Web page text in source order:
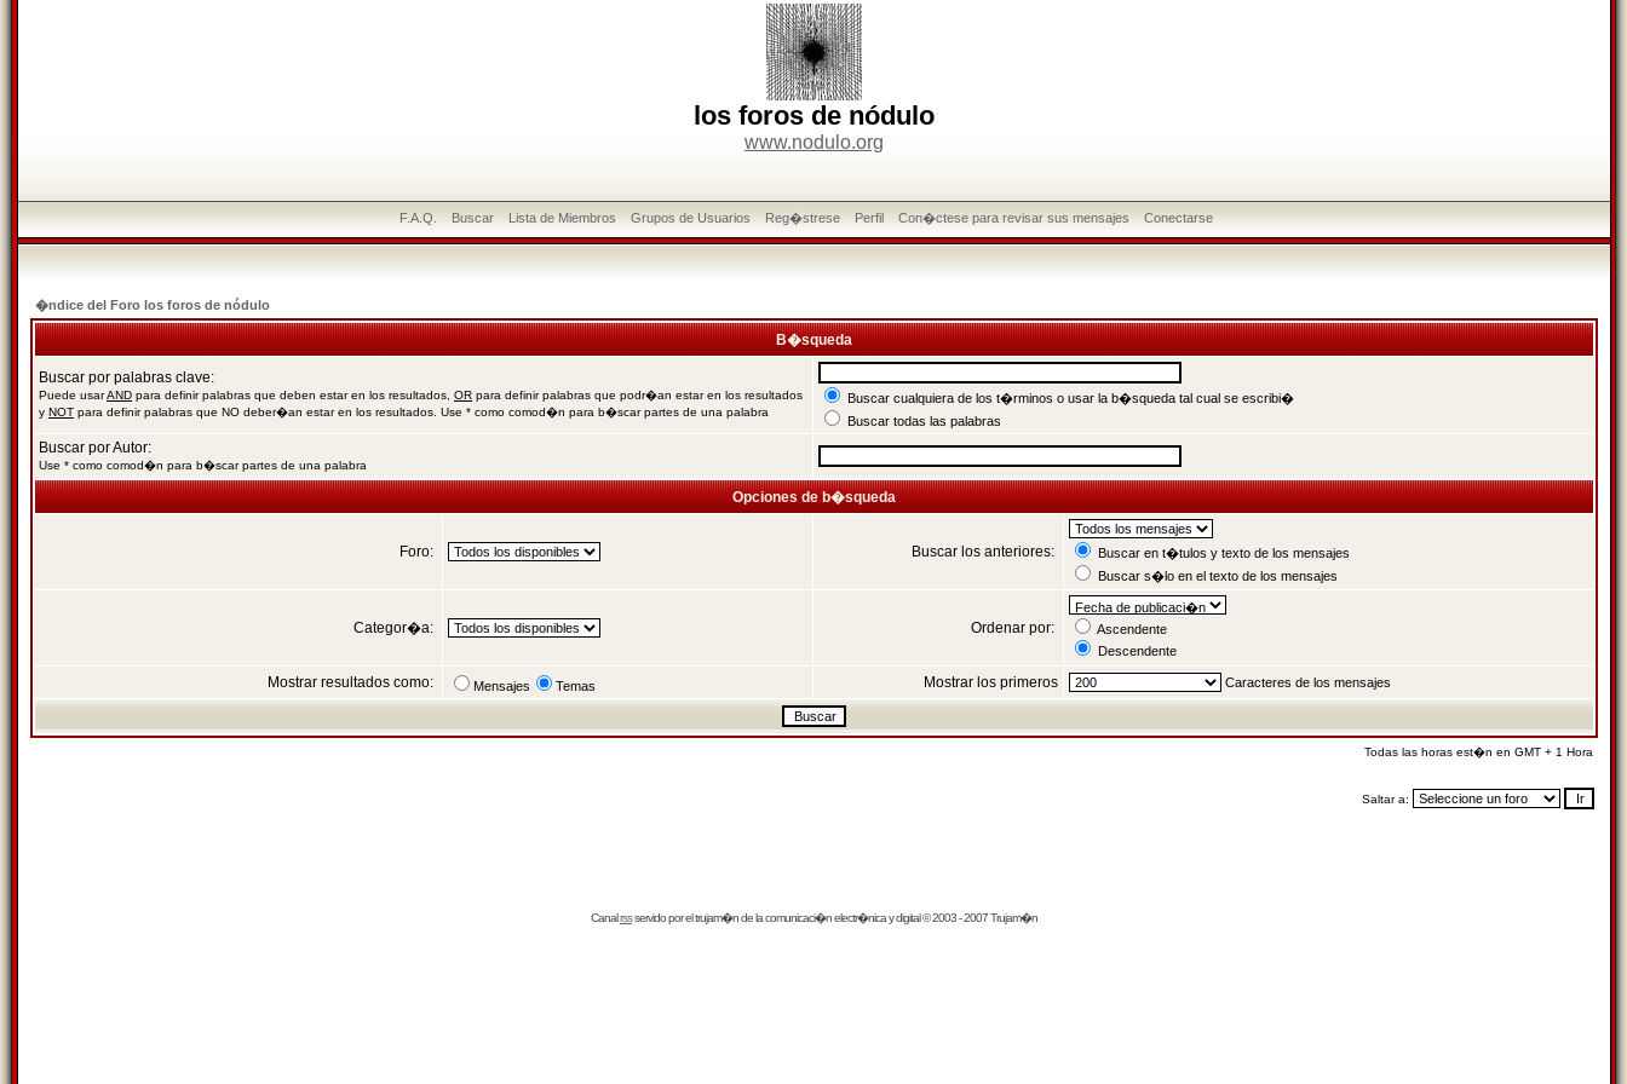
los foros de nódulo
www.nodulo.org
F.A.Q. Buscar Lista de Miembros Grupos de Usuarios Reg�strese Perfil Con�ctese para revisar sus mensajes Conectarse
�ndice del Foro los foros de nódulo
B�squeda
Buscar por palabras clave:
Puede usarAND para definir palabras que deben estar en los resultados, OR para definir palabras que podr�an estar en los resultados
y NOT para definir palabras que NO deber�an estar en los resultados. Use * como comod�n para b�scar partes de una palabra
Buscar cualquiera de los t�rminos o usar la b�squeda tal cual se escribi�
Buscar todas las palabras
Buscar por Autor:
Use * como comod�n para b�scar partes de una palabra
Opciones de b�squeda
Foro: Buscar los anteriores:
Buscar en t�tulos y texto de los mensajes
Buscar s�lo en el texto de los mensajes
Categor�a: Ordenar por:
Ascendente
Descendente
Mostrar resultados como: Mensajes Temas Mostrar los primeros Caracteres de los mensajes
Todas las horas est�n en GMT + 1 Hora
Saltar a:
Canalrssservido por eltrujam�nde la comunicaci�n electr�nica y digital © 2003 - 2007 Trujam�n